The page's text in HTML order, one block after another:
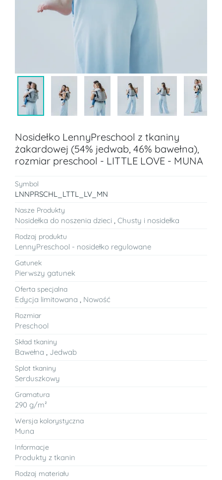
Nosidełko LennyPreschool z tkaniny
żakardowej (54% jedwab, 46% bawełna),
rozmiar preschool - LITTLE LOVE - MUNA
Symbol
LNNPRSCHL_LTTL_LV_MN
Nasze Produkty
Nosidełka do noszenia dzieci Chusty i nosidełka
Rodzaj produktu
LennyPreschool - nosidełko regulowane
Gatunek
Pierwszy gatunek
Oferta specjalna
Edycja limitowana Nowość
Rozmiar
Preschool
Skład tkaniny
Bawełna Jedwab
Splot tkaniny
Serduszkowy
Gramatura
290 g/m²
Wersja kolorystyczna
Muna
Informacje
Produkty z tkanin
Rodzaj materiału